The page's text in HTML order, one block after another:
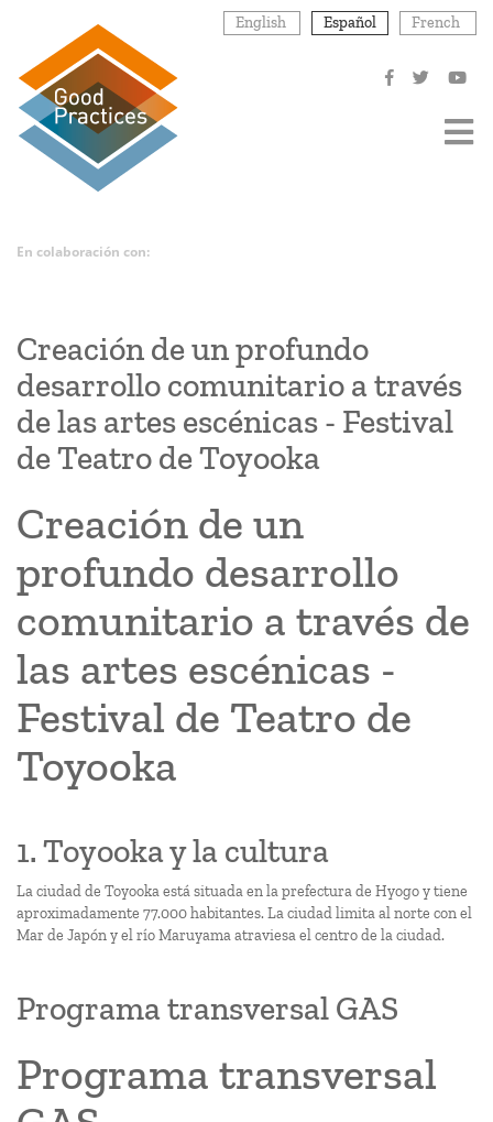
contenido
principal
English Español French
En colaboración con:
Creación de un profundo
desarrollo comunitario a través
de las artes escénicas - Festival
de Teatro de Toyooka
Creación de un
profundo desarrollo
comunitario a través de
las artes escénicas -
Festival de Teatro de
Toyooka
1. Toyooka y la cultura
La ciudad de Toyooka está situada en la prefectura de Hyogo y tiene
aproximadamente 77.000 habitantes. La ciudad limita al norte con el
Mar de Japón y el río Maruyama atraviesa el centro de la ciudad.
Programa transversal GAS
Programa transversal